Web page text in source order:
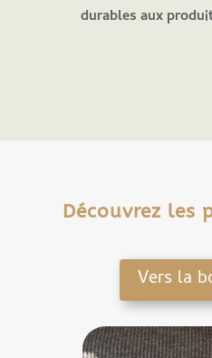
durables aux
Découvrez les
Vers la